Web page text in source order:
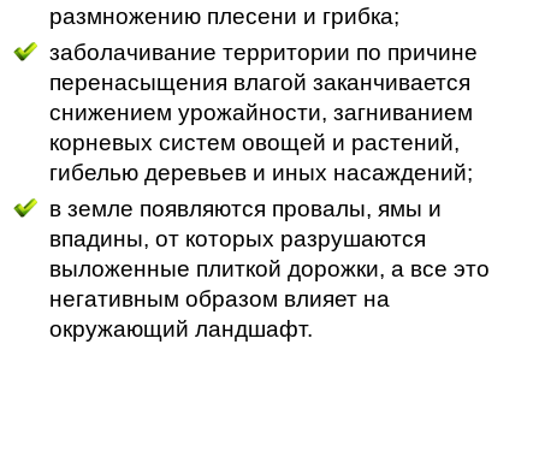
размножению плесени и грибка;
заболачивание территории по причине
перенасыщения влагой заканчивается
снижением урожайности, загниванием
корневых систем овощей и растений,
гибелью деревьев и иных насаждений;
в земле появляются провалы, ямы и
впадины, от которых разрушаются
выложенные плиткой дорожки, а все это
негативным образом влияет на
окружающий ландшафт.